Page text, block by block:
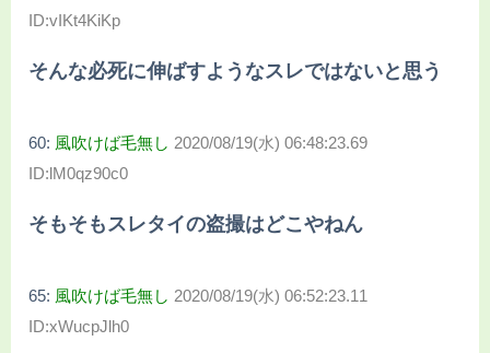
ID:vIKt4KiKp
そんな必死に伸ばすようなスレではないと思う
60: 風吹けば毛無し 2020/08/19(水) 06:48:23.69
ID:lM0qz90c0
そもそもスレタイの盗撮はどこやねん
65: 風吹けば毛無し 2020/08/19(水) 06:52:23.11
ID:xWucpJlh0